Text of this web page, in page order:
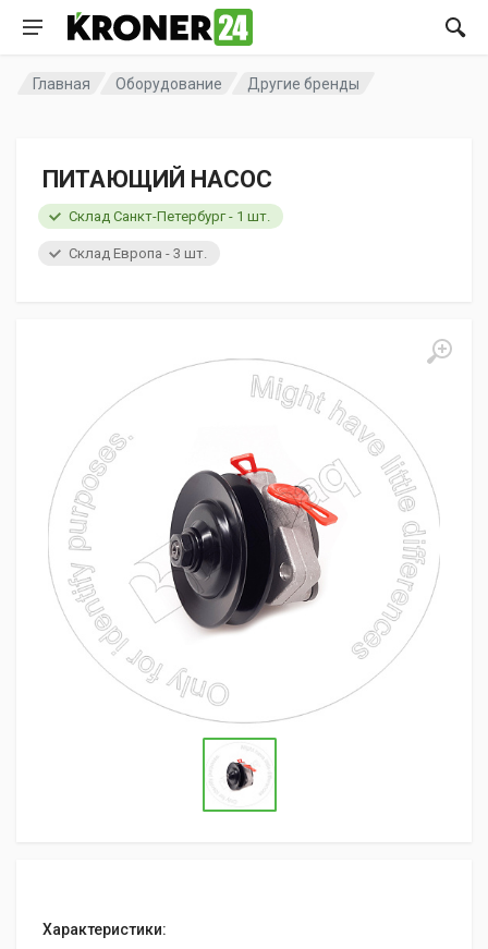
Главная Оборудование Другие бренды
ПИТАЮЩИЙ НАСОС
Склад Санкт-Петербург - 1 шт.
Склад Европа - 3 шт.
Характеристики: